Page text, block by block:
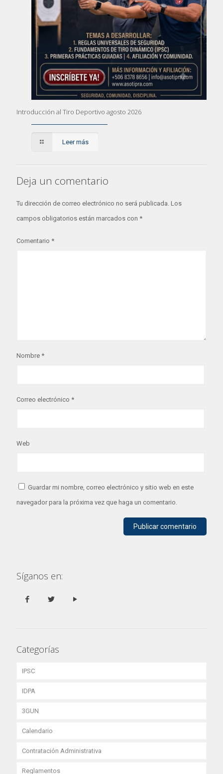
Introducción al Tiro Deportivo agosto 2026
Leer más
Deja un comentario
Tu dirección de correo electrónico no será publicada. Los
campos obligatorios están marcados con *
Comentario *
Nombre *
Correo electrónico *
Web
Guardar mi nombre, correo electrónico y sitio web en este
navegador para la próxima vez que haga un comentario.
Síganos en:
Categorías
IPSC
IDPA
3GUN
Calendario
Contratación Administrativa
Reglamentos